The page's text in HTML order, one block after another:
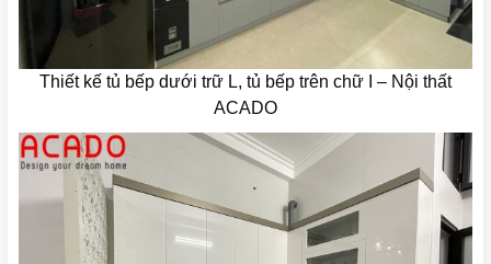
Thiết kế tủ bếp dưới trữ L, tủ bếp trên chữ I – Nội thất
ACADO